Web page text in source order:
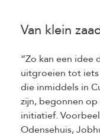
Van klein
“Zo kan een idee
uitgroeien tot
die inmiddels in
zijn, begonnen
initiatief.
Odensehuis,